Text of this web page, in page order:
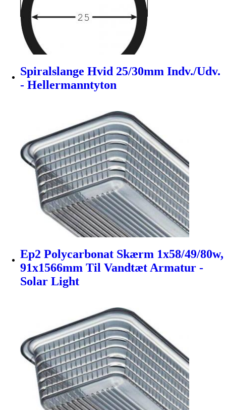
Spiralslange Hvid 25/30mm Indv./Udv.
- Hellermanntyton
Ep2 Polycarbonat Skærm 1x58/49/80w,
91x1566mm Til Vandtæt Armatur -
Solar Light